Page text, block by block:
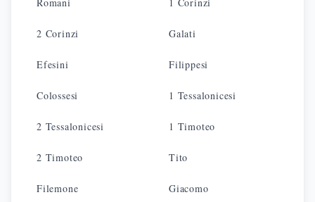
2 Corinzi Galati
Efesini Filippesi
Colossesi 1 Tessalonicesi
2 Tessalonicesi 1 Timoteo
2 Timoteo Tito
Filemone Giacomo